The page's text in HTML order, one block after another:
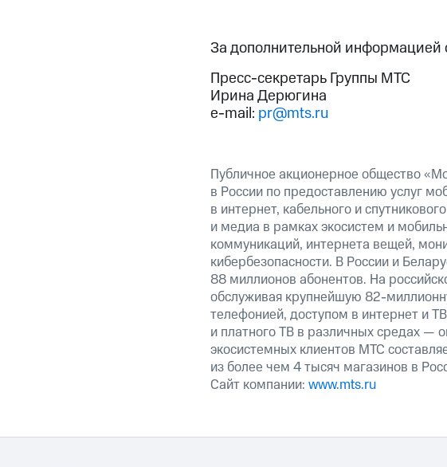
За дополнительной информацией
Пресс-секретарь Группы МТС
Ирина Дерюгина
e-mail: pr@mts.ru
Публичное акционерное общество
в России по предоставлению услуг
в интернет, кабельного и
и медиа в рамках экосистем и
коммуникаций, интернета вещей,
кибербезопасности. В России и
88 миллионов абонентов. На
обслуживая крупнейшую 82-
телефонией, доступом в интернет и
и платного ТВ в различных средах —
экосистемных клиентов МТС
из более чем 4 тысяч магазинов в
Сайт компании: www.mts.ru